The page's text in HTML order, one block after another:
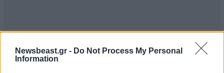
Newsbeast.gr - Do Not Process My Personal
Information